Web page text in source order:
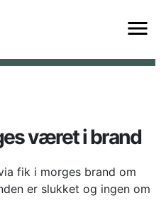
været i brand
fik i morges brand om
er slukket og ingen om